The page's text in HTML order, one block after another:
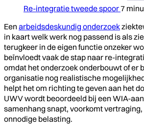
Re-integratie tweede spoor 7
Een arbeidsdeskundig onderzoek
in kaart welk werk nog passend is als
terugkeer in de eigen functie onzeker
beïnvloedt vaak de stap naar re-
omdat het onderzoek onderbouwt of er
organisatie nog realistische
helpt het om richting te geven aan het
UWV wordt beoordeeld bij een WIA-
samenhang snapt, voorkomt
onnodige belasting.